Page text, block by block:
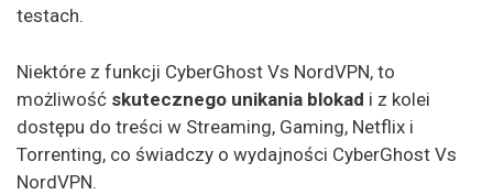
testach.
Niektóre z funkcji CyberGhost Vs NordVPN, to
możliwość skutecznego unikania blokad i z kolei
dostępu do treści w Streaming, Gaming, Netflix i
Torrenting, co świadczy o wydajności CyberGhost Vs
NordVPN.